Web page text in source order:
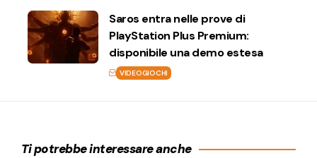
Saros entra nelle prove di
PlayStation Plus Premium:
disponibile una demo estesa
VIDEOGIOCHI
Ti potrebbe interessare anche